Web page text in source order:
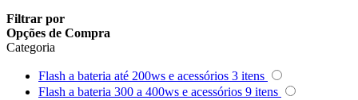
Ripoint
Sekonic
Filtrar por
Opções de Compra
Categoria
Flash a bateria até 200ws e acessórios 3 itens
Flash a bateria 300 a 400ws e acessórios 9 itens